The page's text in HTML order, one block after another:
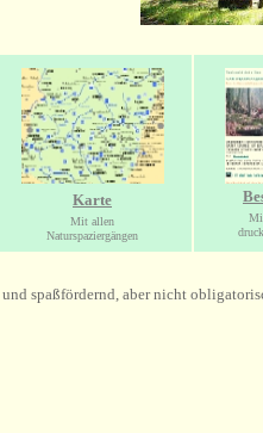
Karte
Mit allen
Naturspaziergängen
spaßfördernd, aber nicht